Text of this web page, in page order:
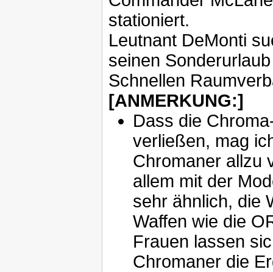
stationiert.
Leutnant DeMonti
seinen
Schnellen
[ANMERKUNG:]
Dass die
verließen, mag
Chromaner allzu
allem mit der
sehr ähnlich, die
Waffen wie die
Frauen lassen
Chromaner die